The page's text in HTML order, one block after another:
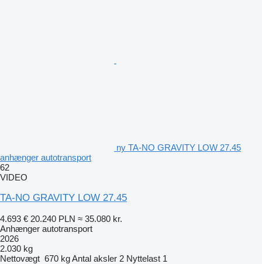
ny TA-NO GRAVITY LOW 27.45
anhænger autotransport
62
VIDEO
TA-NO GRAVITY LOW 27.45
4.693 € 20.240 PLN ≈ 35.080 kr.
Anhænger autotransport
2026
2.030 kg
Nettovægt 670 kgAntal aksler 2 Nyttelast 1